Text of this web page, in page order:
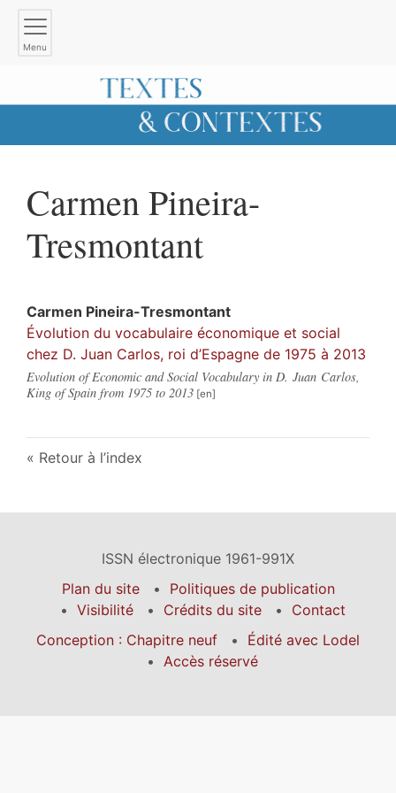
Menu
Carmen Pineira-
Tresmontant
Carmen Pineira-Tresmontant
Évolution du vocabulaire économique et social
chez D. Juan Carlos, roi d’Espagne de 1975 à 2013
Evolution of Economic and Social Vocabulary in D. Juan Carlos,
King of Spain from 1975 to 2013
Retour à l’index
ISSN électronique 1961-991X
Plan du site
Politiques de publication
Visibilité
Crédits du site
Contact
Conception : Chapitre neuf
Édité avec Lodel
Accès réservé